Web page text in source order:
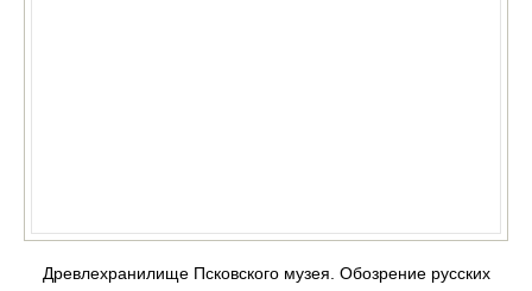
Древлехранилище Псковского музея. Обозрение русских